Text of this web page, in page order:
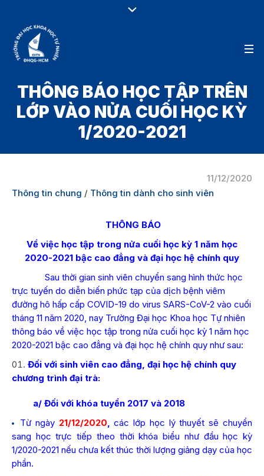
THÔNG BÁO HỌC TẬP TRÊN
LỚP VÀO NỬA CUỐI HỌC KỲ
1/2020-2021
11/12/2020
Thông tin chung / Thông tin dành cho sinh viên
THÔNG BÁO
Về việc học tập trong nửa cuối học kỳ 1 năm học
2020-2021 bậc cao đẳng và đại học hệ chính quy
Sau thời gian sinh viên chuyển sang hình thức học
trực tuyến do diễn biến phức tạp của dịch bệnh viêm
đường hô hấp cấp COVID-19 do virus SARS-CoV-2 vào cuối
tháng 11 năm 2020, nay Trường Đại học Khoa học Tự nhiên
thông báo về việc học tập trong nửa cuối học kỳ 1 năm học
2020-2021 bậc cao đẳng và đại học hệ chính quy như sau:
Đối với sinh viên cao đẳng, đại học hệ chính quy
chương trình đại trà:
a/ Đối với khóa tuyển 2017 và 2018
Từ ngày 21/12/2020,các lớp học lý thuyết sẽ chuyển
sang học trực tiếp theo thời khóa biểu như đầu học kỳ
1/2020-2021 nếu chưa kết thúc thời lượng giảng dạy của học
phần.